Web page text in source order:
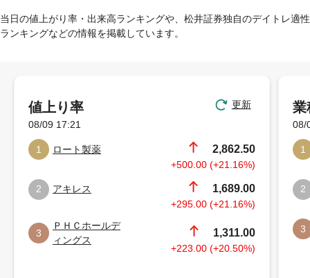
当日の値上がり率・出来高ランキングや、松井証券独自のデイトレ適性
ランキングなどの情報を掲載しています。